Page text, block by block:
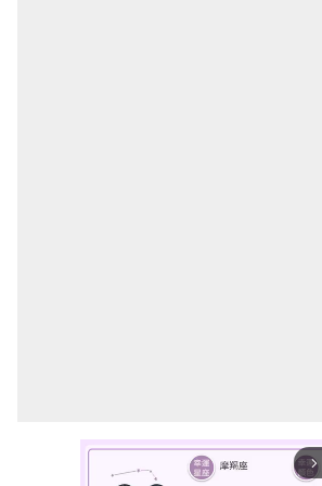
arrow_forward_ios